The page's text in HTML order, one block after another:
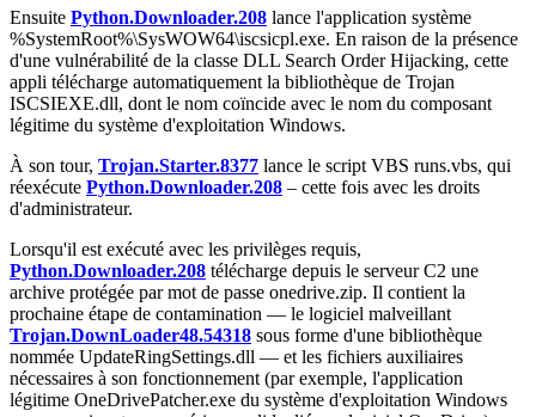
Ensuite Python.Downloader.208 lance l'application système
%SystemRoot%\SysWOW64\iscsicpl.exe. En raison de la présence
d'une vulnérabilité de la classe DLL Search Order Hijacking, cette
appli télécharge automatiquement la bibliothèque de Trojan
ISCSIEXE.dll, dont le nom coïncide avec le nom du composant
légitime du système d'exploitation Windows.
À son tour, Trojan.Starter.8377 lance le script VBS runs.vbs, qui
réexécute Python.Downloader.208 – cette fois avec les droits
d'administrateur.
Lorsqu'il est exécuté avec les privilèges requis,
Python.Downloader.208 télécharge depuis le serveur C2 une
archive protégée par mot de passe onedrive.zip. Il contient la
prochaine étape de contamination — le logiciel malveillant
Trojan.DownLoader48.54318 sous forme d'une bibliothèque
nommée UpdateRingSettings.dll — et les fichiers auxiliaires
nécessaires à son fonctionnement (par exemple, l'application
légitime OneDrivePatcher.exe du système d'exploitation Windows